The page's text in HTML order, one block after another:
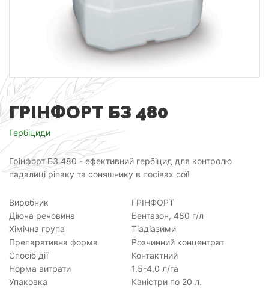
ГРІНФОРТ БЗ 480
Гербіциди
Грінфорт БЗ 480 - ефективний гербіцид для контролю
падалиці ріпаку та соняшнику в посівах сої!
Виробник
ГРІНФОРТ
Діюча речовина
Бентазон, 480 г/л
Хімічна група
Тіадіазими
Препаративна форма
Розчинний концентрат
Спосіб дії
Контактний
Норма витрати
1,5-4,0 л/га
Упаковка
Каністри по 20 л.